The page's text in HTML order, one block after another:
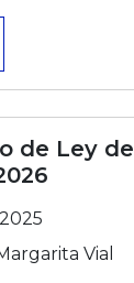
de Ley de
Vial